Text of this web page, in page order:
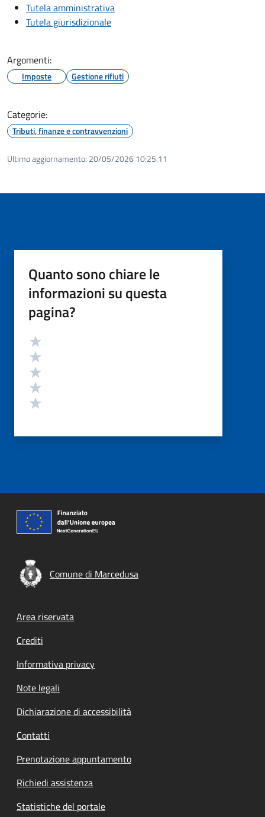
Tutela amministrativa
Tutela giurisdizionale
Argomenti:
Imposte Gestione rifiuti
Categorie:
Tributi, finanze e contravvenzioni
Ultimo aggiornamento: 20/05/2026 10:25.11
Quanto sono chiare le
informazioni su questa
pagina?
Valutazione
Comune di Marcedusa
Footer menu
Area riservata
Crediti
Informativa privacy
Note legali
Dichiarazione di accessibilità
Contatti
Prenotazione appuntamento
Richiedi assistenza
Statistiche del portale